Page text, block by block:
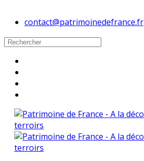
contact@patrimoinedefrance.fr